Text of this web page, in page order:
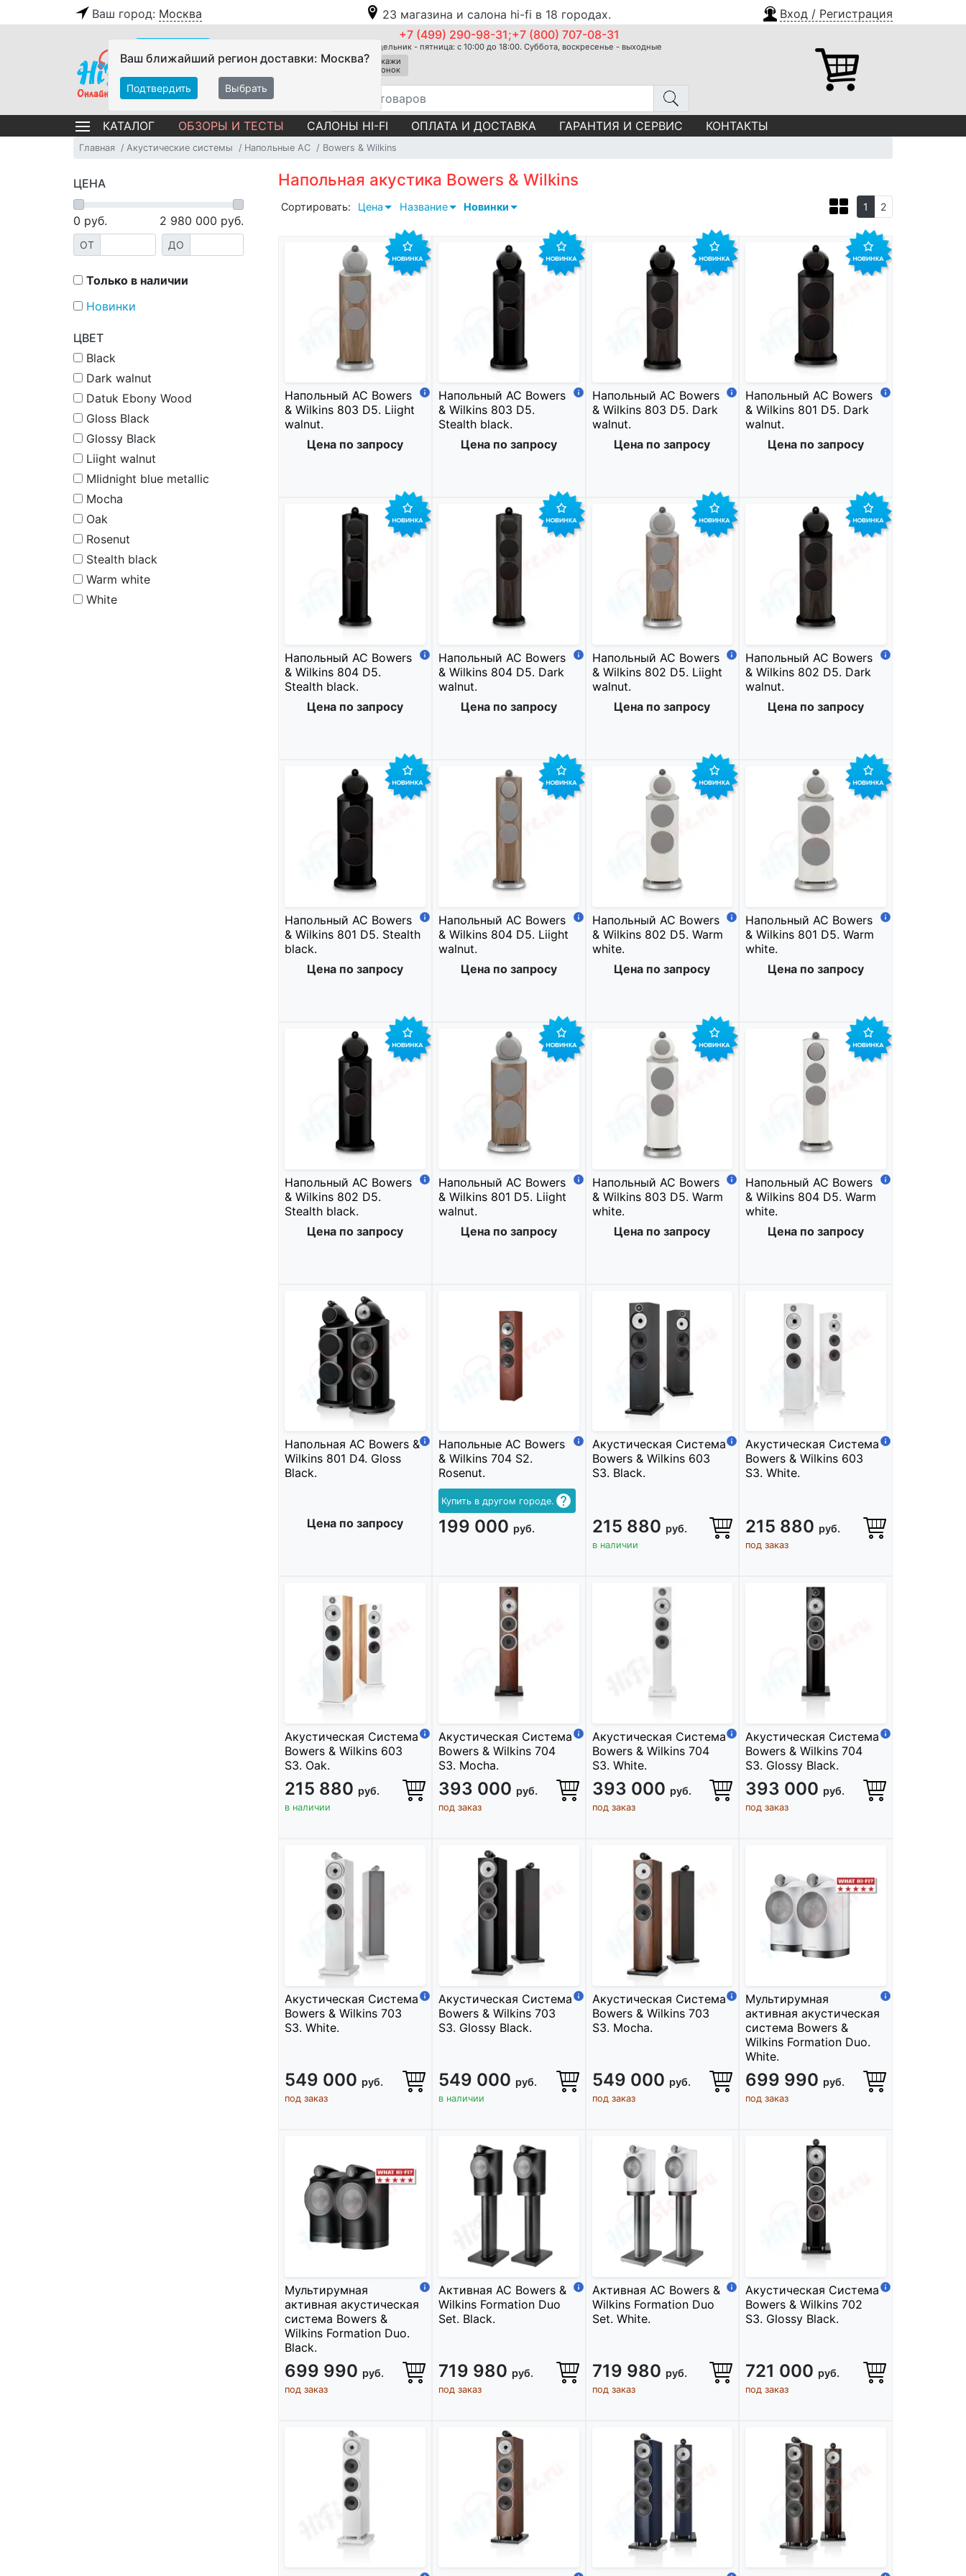
Ваш город: Москва 23 магазина и салона hi-fi в 18 городах. Вход / Регистрация
Ваш ближайший регион доставки: Москва?
Подтвердить Выбрать
+7 (499) 290-98-31;+7 (800) 707-08-31
Понедельник - пятница: с 10:00 до 18:00. Суббота, воскресенье - выходные
Закажи
звонок
КАТАЛОГ ОБЗОРЫ И ТЕСТЫ САЛОНЫ HI-FI ОПЛАТА И ДОСТАВКА ГАРАНТИЯ И СЕРВИС КОНТАКТЫ
Главная Акустические системы Напольные АС Bowers & Wilkins
Напольная акустика Bowers & Wilkins
Сортировать: Цена Название Новинки 1 2
Напольный АС Bowers
& Wilkins 803 D5. Liight
walnut.
Цена по запросу
Напольный АС Bowers
& Wilkins 803 D5.
Stealth black.
Цена по запросу
Напольный АС Bowers
& Wilkins 803 D5. Dark
walnut.
Цена по запросу
Напольный АС Bowers
& Wilkins 801 D5. Dark
walnut.
Цена по запросу
Напольный АС Bowers
& Wilkins 804 D5.
Stealth black.
Цена по запросу
Напольный АС Bowers
& Wilkins 804 D5. Dark
walnut.
Цена по запросу
Напольный АС Bowers
& Wilkins 802 D5. Liight
walnut.
Цена по запросу
Напольный АС Bowers
& Wilkins 802 D5. Dark
walnut.
Цена по запросу
Напольный АС Bowers
& Wilkins 801 D5. Stealth
black.
Цена по запросу
Напольный АС Bowers
& Wilkins 804 D5. Liight
walnut.
Цена по запросу
Напольный АС Bowers
& Wilkins 802 D5. Warm
white.
Цена по запросу
Напольный АС Bowers
& Wilkins 801 D5. Warm
white.
Цена по запросу
Напольный АС Bowers
& Wilkins 802 D5.
Stealth black.
Цена по запросу
Напольный АС Bowers
& Wilkins 801 D5. Liight
walnut.
Цена по запросу
Напольный АС Bowers
& Wilkins 803 D5. Warm
white.
Цена по запросу
Напольный АС Bowers
& Wilkins 804 D5. Warm
white.
Цена по запросу
Напольная АС Bowers &
Wilkins 801 D4. Gloss
Black.
Цена по запросу
Напольные АС Bowers
& Wilkins 704 S2.
Rosenut.
Купить в другом городе.
199 000 руб.
Акустическая Система
Bowers & Wilkins 603
S3. Black.
215 880 руб.
в наличии
Акустическая Система
Bowers & Wilkins 603
S3. White.
215 880 руб.
под заказ
Акустическая Система
Bowers & Wilkins 603
S3. Oak.
215 880 руб.
в наличии
Акустическая Система
Bowers & Wilkins 704
S3. Mocha.
393 000 руб.
под заказ
Акустическая Система
Bowers & Wilkins 704
S3. White.
393 000 руб.
под заказ
Акустическая Система
Bowers & Wilkins 704
S3. Glossy Black.
393 000 руб.
под заказ
Акустическая Система
Bowers & Wilkins 703
S3. White.
549 000 руб.
под заказ
Акустическая Система
Bowers & Wilkins 703
S3. Glossy Black.
549 000 руб.
в наличии
Акустическая Система
Bowers & Wilkins 703
S3. Mocha.
549 000 руб.
под заказ
Мультирумная
активная акустическая
система Bowers &
Wilkins Formation Duo.
White.
699 990 руб.
под заказ
Мультирумная
активная акустическая
система Bowers &
Wilkins Formation Duo.
Black.
699 990 руб.
под заказ
Активная АС Bowers &
Wilkins Formation Duo
Set. Black.
719 980 руб.
под заказ
Активная АС Bowers &
Wilkins Formation Duo
Set. White.
719 980 руб.
под заказ
Акустическая Система
Bowers & Wilkins 702
S3. Glossy Black.
721 000 руб.
под заказ
ЦЕНА
0 руб. 2 980 000 руб.
ОТ ДО
Только в наличии
Новинки
ЦВЕТ
Black
Dark walnut
Datuk Ebony Wood
Gloss Black
Glossy Black
Liight walnut
MIidnight blue metallic
Mocha
Oak
Rosenut
Stealth black
Warm white
White